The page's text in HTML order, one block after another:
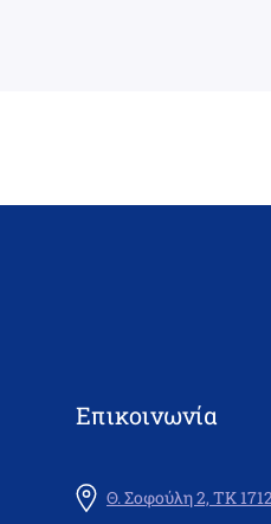
Επικοινωνία
Θ. Σοφούλη 2, ΤΚ